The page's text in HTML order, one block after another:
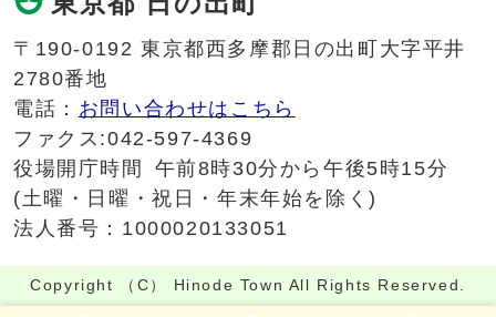
〒190-0192 東京都西多摩郡日の出町大字平井
2780番地
電話： お問い合わせはこちら
ファクス:042-597-4369
役場開庁時間
午前8時30分から午後5時15分
(土曜・日曜・祝日・年末年始を除く)
法人番号：1000020133051
Copyright （C） Hinode Town All Rights Reserved.